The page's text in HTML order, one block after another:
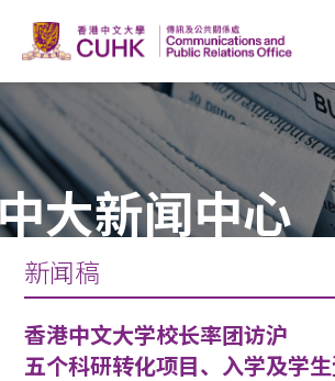
大新闻中心
新闻稿
香港中文大学校长率团访沪
五个科研转化项目、入学及学